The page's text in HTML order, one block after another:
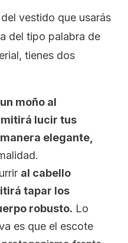
vestido que usarás
del tipo palabra de
tienes dos
moño al
lucir tus
elegante,
al cabello
tapar los
robusto. Lo
es que el escote